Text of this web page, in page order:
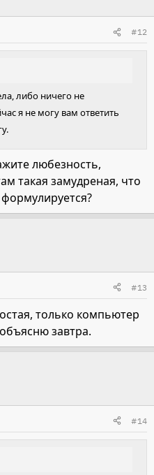
#12
либо ничего не
я не могу вам ответить
любезность,
такая замудреная, что
#13
только компьютер
завтра.
#14